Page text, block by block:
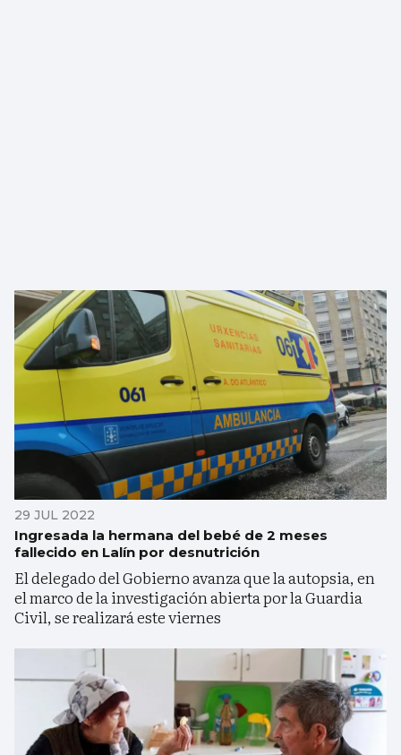
29 JUL 2022
Ingresada la hermana del bebé de 2 meses
fallecido en Lalín por desnutrición
El delegado del Gobierno avanza que la autopsia, en
el marco de la investigación abierta por la Guardia
Civil, se realizará este viernes